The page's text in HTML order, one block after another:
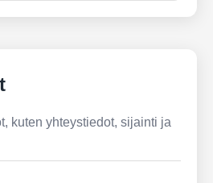
kuten yhteystiedot, sijainti ja